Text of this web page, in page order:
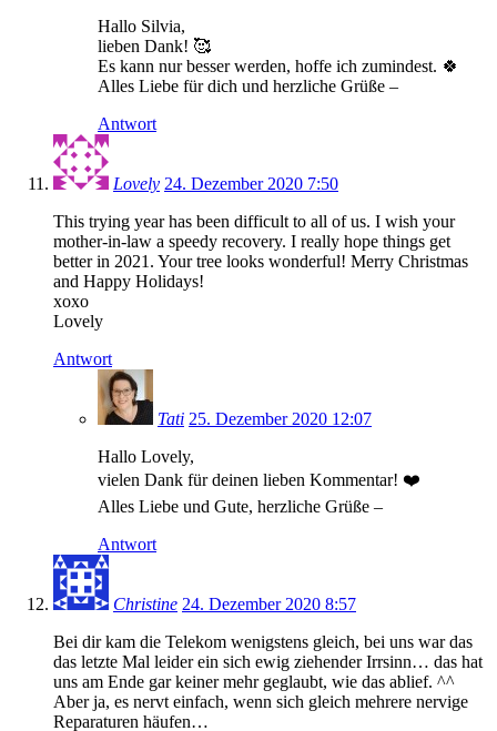
Hallo Silvia,
lieben Dank! 🥰
Es kann nur besser werden, hoffe ich zumindest. 🍀
Alles Liebe für dich und herzliche Grüße –
Antwort
Lovely 24. Dezember 2020 7:50
This trying year has been difficult to all of us. I wish your
mother-in-law a speedy recovery. I really hope things get
better in 2021. Your tree looks wonderful! Merry Christmas
and Happy Holidays!
xoxo
Lovely
Antwort
Tati 25. Dezember 2020 12:07
Hallo Lovely,
vielen Dank für deinen lieben Kommentar! ❤️
Alles Liebe und Gute, herzliche Grüße –
Antwort
Christine 24. Dezember 2020 8:57
Bei dir kam die Telekom wenigstens gleich, bei uns war das
das letzte Mal leider ein sich ewig ziehender Irrsinn… das hat
uns am Ende gar keiner mehr geglaubt, wie das ablief. ^^
Aber ja, es nervt einfach, wenn sich gleich mehrere nervige
Reparaturen häufen…